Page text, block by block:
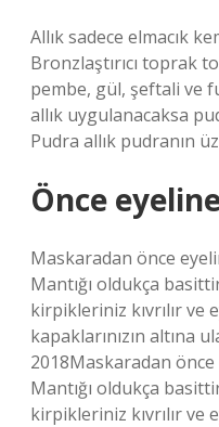
Allık sadece elmacık
Bronzlaştırıcı toprak
pembe, gül, şeftali ve
allık uygulanacaksa
Pudra allık pudranın
Önce
Maskaradan önce
Mantığı oldukça
kirpikleriniz kıvrılır ve
kapaklarınızın altına
2018Maskaradan
Mantığı oldukça
kirpikleriniz kıvrılır ve